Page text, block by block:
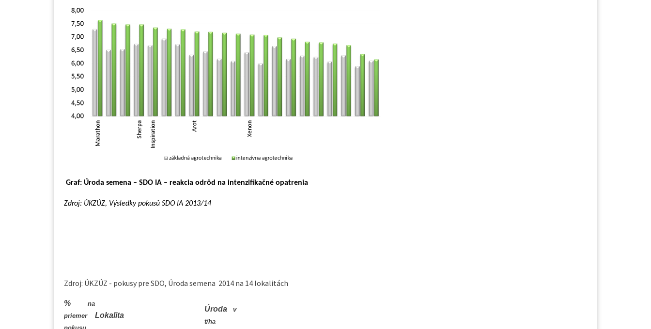
Graf: Úroda semena – SDO IA – reakcia odrôd na intenzifikačné opatrenia
Zdroj: ÚKZÚZ, Výsledky pokusů SDO IA 2013/14
Zdroj: ÚKZÚZ - pokusy pre SDO, Úroda semena 2014 na 14 lokalitách
% na
priemer
Lokalita
Úroda
v
t/ha